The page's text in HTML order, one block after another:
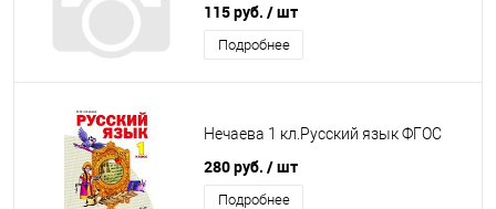
115 руб. / шт
Подробнее
Нечаева 1 кл.Русский язык ФГОС
280 руб. / шт
Подробнее